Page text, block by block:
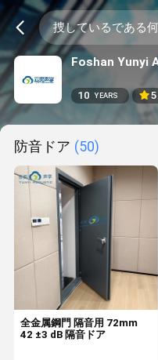
Foshan Yunyi
10 YEARS
防音ドア (50)
全金属鋼門 隔音用 72mm
42 ±3 dB 隔音ドア